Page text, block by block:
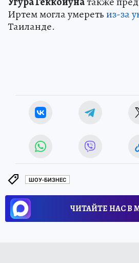
Иртем могла умеретьиз-за
Таиланде.
ШОУ-БИЗНЕС
ЧИТАЙТЕ НАС В